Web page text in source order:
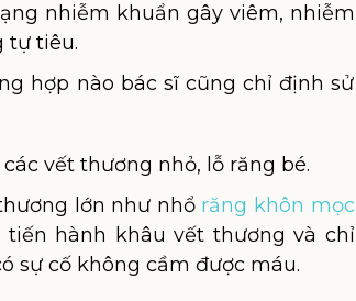
nhiễm khuẩn gây viêm, nhiễm
tự tiêu.
hợp nào bác sĩ cũng chỉ định sử
vết thương nhỏ, lỗ răng bé.
lớn như nhổ răng khôn mọc
hành khâu vết thương và chỉ
sự cố không cầm được máu.